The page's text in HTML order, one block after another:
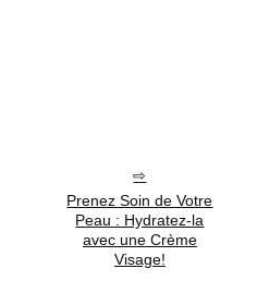
Prenez Soin de Votre
Peau : Hydratez-la
avec une Crème
Visage!